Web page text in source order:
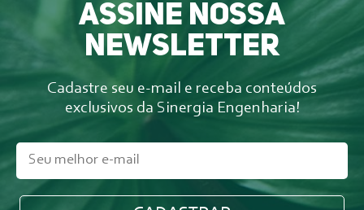
Assine nossa
newsletter
Cadastre seu e-mail e receba conteúdos
exclusivos da Sinergia Engenharia!